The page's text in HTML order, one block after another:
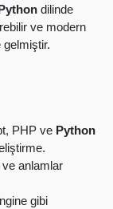
dilinde
ve modern
gelmiştir.
PHP ve Python
ve anlamlar
gibi